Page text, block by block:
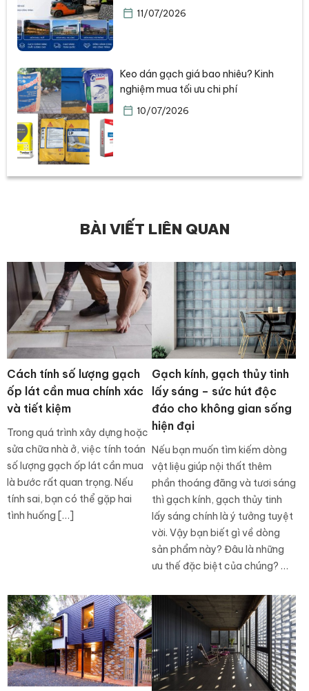
11/07/2026
Keo dán gạch giá bao nhiêu? Kinh
nghiệm mua tối ưu chi phí
10/07/2026
BÀI VIẾT LIÊN QUAN
Cách tính số lượng gạch
ốp lát cần mua chính xác
và tiết kiệm
Trong quá trình xây dựng hoặc
sửa chữa nhà ở, việc tính toán
số lượng gạch ốp lát cần mua
là bước rất quan trọng. Nếu
tính sai, bạn có thể gặp hai
tình huống […]
Gạch kính, gạch thủy tinh
lấy sáng – sức hút độc
đáo cho không gian sống
hiện đại
Nếu bạn muốn tìm kiếm dòng
vật liệu giúp nội thất thêm
phần thoáng đãng và tươi sáng
thì gạch kính, gạch thủy tinh
lấy sáng chính là ý tưởng tuyệt
vời. Vậy bạn biết gì về dòng
sản phẩm này? Đâu là những
ưu thế đặc biệt của chúng? …